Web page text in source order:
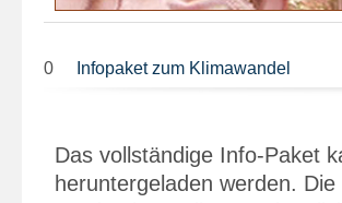
0 Infopaket zum Klimawandel
Das vollständige Info-Paket
heruntergeladen werden.